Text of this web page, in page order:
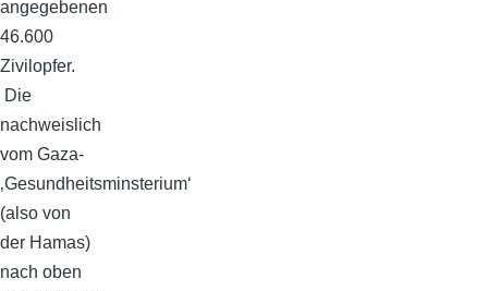
angegebenen
46.600
Zivilopfer.
Die
nachweislich
vom Gaza-
‚Gesundheitsminsterium‘
(also von
der Hamas)
nach oben